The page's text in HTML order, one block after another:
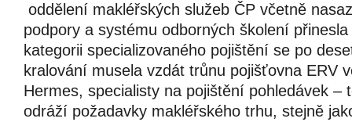
oddělení makléřských služeb ČP včetně
podpory a systému odborných školení
kategorii specializovaného pojištění se po
kralování musela vzdát trůnu pojišťovna ERV
Hermes, specialisty na pojištění pohledávek –
odráží požadavky makléřského trhu, stejně